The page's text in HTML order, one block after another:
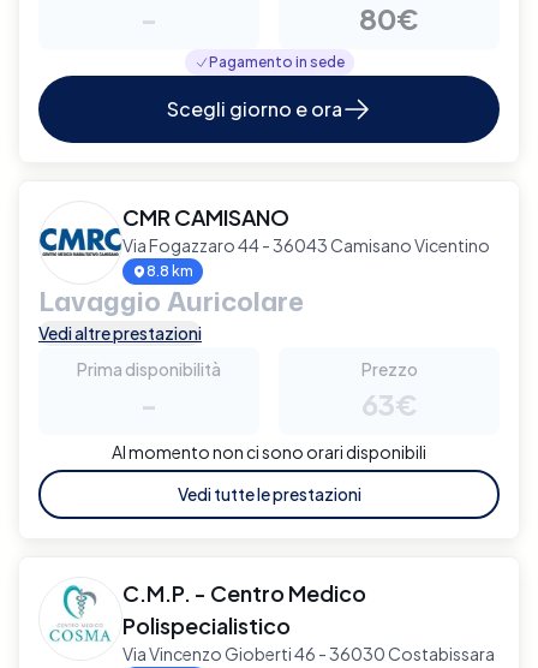
- 80€
Pagamento in sede
Scegli giorno e ora
CMR CAMISANO
Via Fogazzaro 44 - 36043 Camisano Vicentino
8.8 km
Lavaggio Auricolare
Vedi altre prestazioni
Prima disponibilità
-
Prezzo
63€
Al momento non ci sono orari disponibili
Vedi tutte le prestazioni
C.M.P. - Centro Medico
Polispecialistico
Via Vincenzo Gioberti 46 - 36030 Costabissara